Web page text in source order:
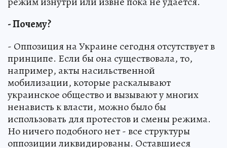
- Почему?
- Оппозиция на Украине сегодня отсутствует в
принципе. Если бы она существовала, то,
например, акты насильственной
мобилизации, которые раскалывают
украинское общество и вызывают у многих
ненависть к власти, можно было бы
использовать для протестов и смены режима.
Но ничего подобного нет - все структуры
оппозиции ликвидированы. Оставшиеся